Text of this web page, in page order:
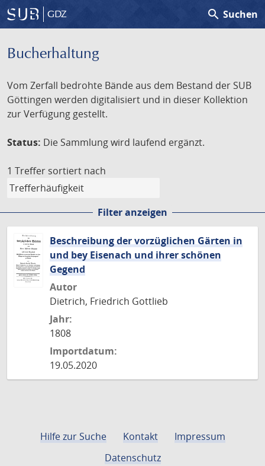
GDZ search Suchen
Bucherhaltung
Vom Zerfall bedrohte Bände aus dem Bestand der SUB
Göttingen werden digitalisiert und in dieser Kollektion
zur Verfügung gestellt.
Status: Die Sammlung wird laufend ergänzt.
1 Treffer sortiert nach
Filter anzeigen
Beschreibung der vorzüglichen Gärten in
und bey Eisenach und ihrer schönen
Gegend
Autor
Dietrich, Friedrich Gottlieb
Jahr:
1808
Importdatum:
19.05.2020
Hilfe zur Suche Kontakt
Impressum
Datenschutz